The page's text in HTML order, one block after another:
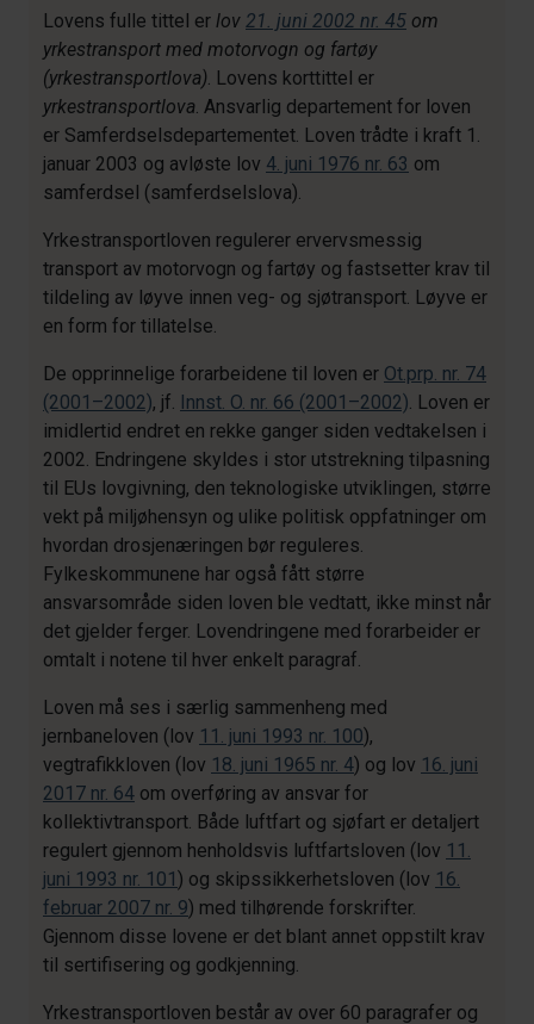
Lovens fulle tittel er lov 21. juni 2002 nr. 45 om
yrkestransport med motorvogn og fartøy
(yrkestransportlova). Lovens korttittel er
yrkestransportlova. Ansvarlig departement for loven
er Samferdselsdepartementet. Loven trådte i kraft 1.
januar 2003 og avløste lov 4. juni 1976 nr. 63 om
samferdsel (samferdselslova).
Yrkestransportloven regulerer ervervsmessig
transport av motorvogn og fartøy og fastsetter krav til
tildeling av løyve innen veg- og sjøtransport. Løyve er
en form for tillatelse.
De opprinnelige forarbeidene til loven er Ot.prp. nr. 74
(2001–2002), jf. Innst. O. nr. 66 (2001–2002). Loven er
imidlertid endret en rekke ganger siden vedtakelsen i
2002. Endringene skyldes i stor utstrekning tilpasning
til EUs lovgivning, den teknologiske utviklingen, større
vekt på miljøhensyn og ulike politisk oppfatninger om
hvordan drosjenæringen bør reguleres.
Fylkeskommunene har også fått større
ansvarsområde siden loven ble vedtatt, ikke minst når
det gjelder ferger. Lovendringene med forarbeider er
omtalt i notene til hver enkelt paragraf.
Loven må ses i særlig sammenheng med
jernbaneloven (lov 11. juni 1993 nr. 100),
vegtrafikkloven (lov 18. juni 1965 nr. 4) og lov 16. juni
2017 nr. 64 om overføring av ansvar for
kollektivtransport. Både luftfart og sjøfart er detaljert
regulert gjennom henholdsvis luftfartsloven (lov 11.
juni 1993 nr. 101) og skipssikkerhetsloven (lov 16.
februar 2007 nr. 9) med tilhørende forskrifter.
Gjennom disse lovene er det blant annet oppstilt krav
til sertifisering og godkjenning.
Yrkestransportloven består av over 60 paragrafer og